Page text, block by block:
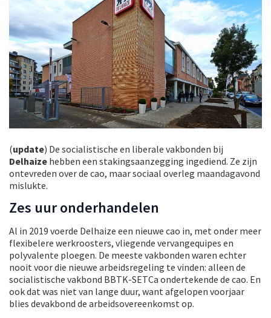
(update) De socialistische en liberale vakbonden bij
Delhaize hebben een stakingsaanzegging ingediend. Ze zijn
ontevreden over de cao, maar sociaal overleg maandagavond
mislukte.
Zes uur onderhandelen
Al in 2019 voerde Delhaize een nieuwe cao in, met onder meer
flexibelere werkroosters, vliegende vervangequipes en
polyvalente ploegen. De meeste vakbonden waren echter
nooit voor die nieuwe arbeidsregeling te vinden: alleen de
socialistische vakbond BBTK-SETCa ondertekende de cao. En
ook dat was niet van lange duur, want afgelopen voorjaar
blies devakbond de arbeidsovereenkomst op.